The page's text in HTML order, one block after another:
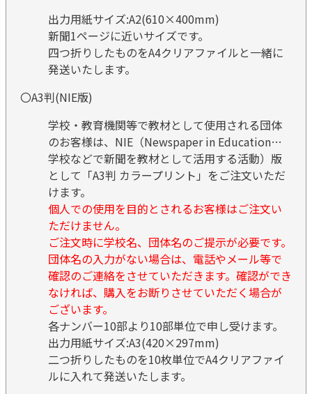
出力用紙サイズ:A2(610×400mm)
新聞1ページに近いサイズです。
四つ折りしたものをA4クリアファイルと一緒に
発送いたします。
〇A3判(NIE版)
学校・教育機関等で教材として使用される団体
のお客様は、NIE（Newspaper in Education…
学校などで新聞を教材として活用する活動）版
として「A3判 カラープリント」をご注文いただ
けます。
個人での使用を目的とされるお客様はご注文い
ただけません。
ご注文時に学校名、団体名のご提示が必要です。
団体名の入力がない場合は、電話やメール等で
確認のご連絡をさせていただきます。確認ができ
なければ、購入をお断りさせていただく場合が
ございます。
各ナンバー10部より10部単位で申し受けます。
出力用紙サイズ:A3(420×297mm)
二つ折りしたものを10枚単位でA4クリアファイ
ルに入れて発送いたします。